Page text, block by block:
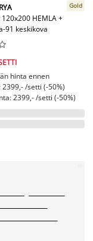
120x200 HEMLA +
91 keskikova
Gold
hinta ennen
/setti (-50%)
2399,- /setti (-50%)